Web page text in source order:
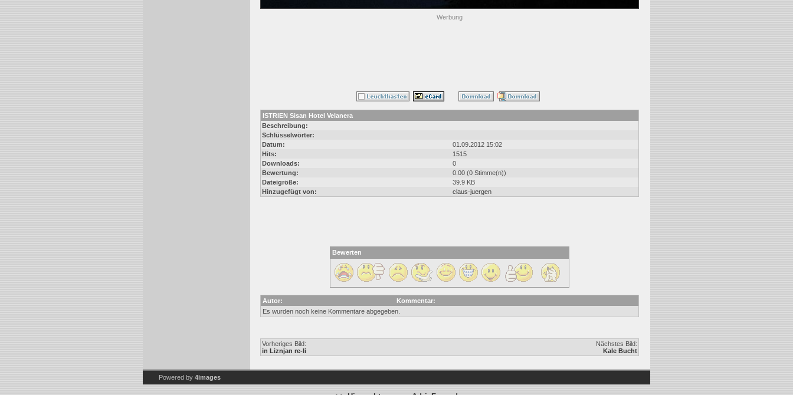
Werbung
ISTRIEN Sisan Hotel Velanera
Beschreibung:
Schlüsselwörter:
Datum:
01.09.2012 15:02
Hits:
1515
Downloads:
0
Bewertung:
0.00 (0 Stimme(n))
Dateigröße:
39.9 KB
Hinzugefügt von:
claus-juergen
Bewerten
Autor:
Kommentar:
Es wurden noch keine Kommentare abgegeben.
Vorheriges Bild:
in Liznjan re-li
Nächstes Bild:
Kale Bucht
Powered by 4images